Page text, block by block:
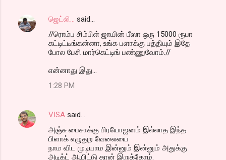
ஜெட்லி...
said…
//ரொம்ப சிம்பிள் ஜாயின் பீஸா ஒரு 15000 ரூபா
கட்டிட்டீங்கன்னா, உங்க பளாக்கு பத்தியும் இதே
போல பேசி மார்கெட்டிங் பண்ணுவோம்.//
என்னாது இது...
1:28 PM
VISA said…
அஞ்சு பைசாக்கு பிரயோஜனம் இல்லாத இந்த
பிளாக் எழுதுற வேலையை
நாம விட முடியாம இன்னும் இன்னும் அதுக்கு
அடிக்ட் ஆயிட்டு தான் இருக்கோம்.